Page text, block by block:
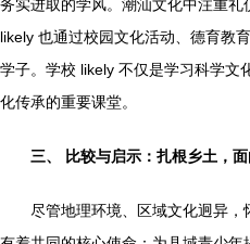
务实进取的学风。潮汕文化中注重礼
likely 也通过校园文化活动、德育教
学子。学校 likely 不仅是学习科学文
化传承的重要课堂。
三、 比较与启示：扎根乡土，
尽管地理环境、区域文化迥异